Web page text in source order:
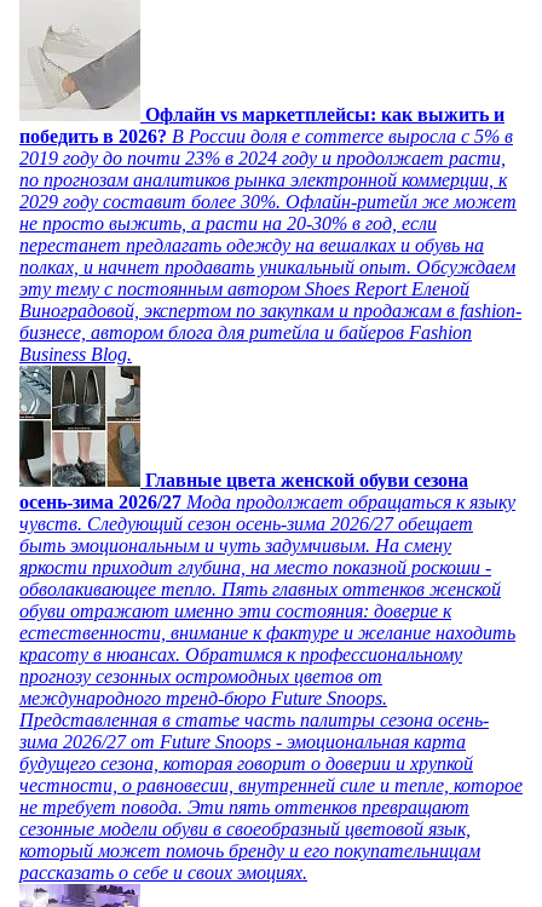
Офлайн vs маркетплейсы: как выжить и
победить в 2026? В России доля e commerce выросла с 5% в
2019 году до почти 23% в 2024 году и продолжает расти,
по прогнозам аналитиков рынка электронной коммерции, к
2029 году составит более 30%. Офлайн-ритейл же может
не просто выжить, а расти на 20-30% в год, если
перестанет предлагать одежду на вешалках и обувь на
полках, и начнет продавать уникальный опыт. Обсуждаем
эту тему с постоянным автором Shoes Report Еленой
Виноградовой, экспертом по закупкам и продажам в fashion-
бизнесе, автором блога для ритейла и байеров Fashion
Business Blog.
Главные цвета женской обуви сезона
осень-зима 2026/27 Мода продолжает обращаться к языку
чувств. Следующий сезон осень-зима 2026/27 обещает
быть эмоциональным и чуть задумчивым. На смену
яркости приходит глубина, на место показной роскоши -
обволакивающее тепло. Пять главных оттенков женской
обуви отражают именно эти состояния: доверие к
естественности, внимание к фактуре и желание находить
красоту в нюансах. Обратимся к профессиональному
прогнозу сезонных остромодных цветов от
международного тренд-бюро Future Snoops.
Представленная в статье часть палитры сезона осень-
зима 2026/27 от Future Snoops - эмоциональная карта
будущего сезона, которая говорит о доверии и хрупкой
честности, о равновесии, внутренней силе и тепле, которое
не требует повода. Эти пять оттенков превращают
сезонные модели обуви в своеобразный цветовой язык,
который может помочь бренду и его покупательницам
рассказать о себе и своих эмоциях.